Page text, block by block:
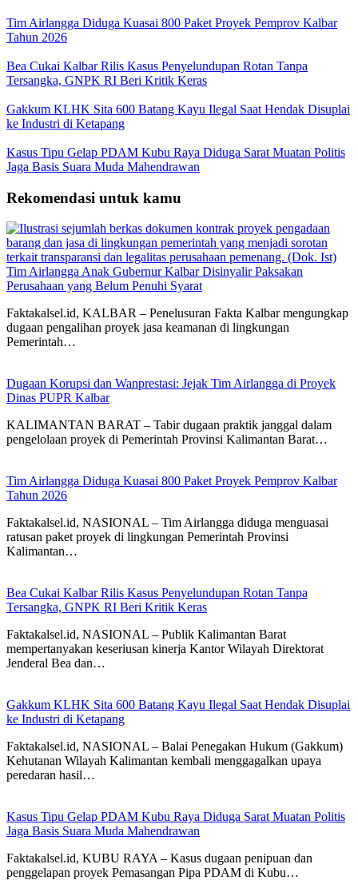
Tim Airlangga Diduga Kuasai 800 Paket Proyek Pemprov Kalbar
Tahun 2026
Bea Cukai Kalbar Rilis Kasus Penyelundupan Rotan Tanpa
Tersangka, GNPK RI Beri Kritik Keras
Gakkum KLHK Sita 600 Batang Kayu Ilegal Saat Hendak Disuplai
ke Industri di Ketapang
Kasus Tipu Gelap PDAM Kubu Raya Diduga Sarat Muatan Politis
Jaga Basis Suara Muda Mahendrawan
Rekomendasi untuk kamu
Tim Airlangga Anak Gubernur Kalbar Disinyalir Paksakan
Perusahaan yang Belum Penuhi Syarat
Faktakalsel.id, KALBAR – Penelusuran Fakta Kalbar mengungkap
dugaan pengalihan proyek jasa keamanan di lingkungan
Pemerintah…
Dugaan Korupsi dan Wanprestasi: Jejak Tim Airlangga di Proyek
Dinas PUPR Kalbar
KALIMANTAN BARAT – Tabir dugaan praktik janggal dalam
pengelolaan proyek di Pemerintah Provinsi Kalimantan Barat…
Tim Airlangga Diduga Kuasai 800 Paket Proyek Pemprov Kalbar
Tahun 2026
Faktakalsel.id, NASIONAL – Tim Airlangga diduga menguasai
ratusan paket proyek di lingkungan Pemerintah Provinsi
Kalimantan…
Bea Cukai Kalbar Rilis Kasus Penyelundupan Rotan Tanpa
Tersangka, GNPK RI Beri Kritik Keras
Faktakalsel.id, NASIONAL – Publik Kalimantan Barat
mempertanyakan keseriusan kinerja Kantor Wilayah Direktorat
Jenderal Bea dan…
Gakkum KLHK Sita 600 Batang Kayu Ilegal Saat Hendak Disuplai
ke Industri di Ketapang
Faktakalsel.id, NASIONAL – Balai Penegakan Hukum (Gakkum)
Kehutanan Wilayah Kalimantan kembali menggagalkan upaya
peredaran hasil…
Kasus Tipu Gelap PDAM Kubu Raya Diduga Sarat Muatan Politis
Jaga Basis Suara Muda Mahendrawan
Faktakalsel.id, KUBU RAYA – Kasus dugaan penipuan dan
penggelapan proyek Pemasangan Pipa PDAM di Kubu…